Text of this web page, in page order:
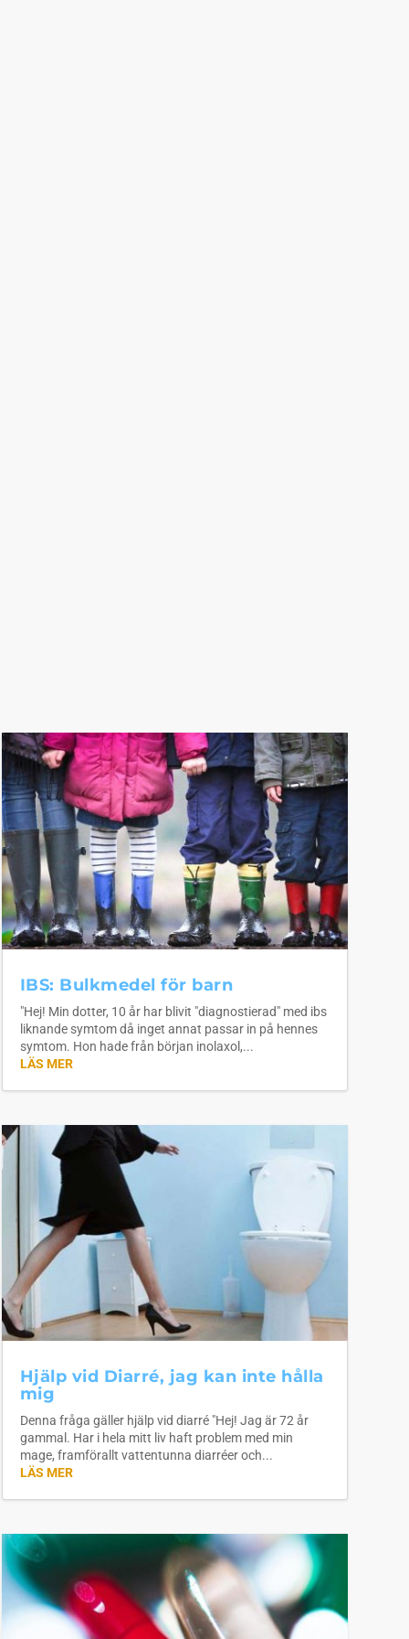
IBS: Bulkmedel för barn
"Hej! Min dotter, 10 år har blivit "diagnostierad" med ibs
liknande symtom då inget annat passar in på hennes
symtom. Hon hade från början inolaxol,...
LÄS MER
Hjälp vid Diarré, jag kan inte hålla
mig
Denna fråga gäller hjälp vid diarré "Hej! Jag är 72 år
gammal. Har i hela mitt liv haft problem med min
mage, framförallt vattentunna diarréer och...
LÄS MER